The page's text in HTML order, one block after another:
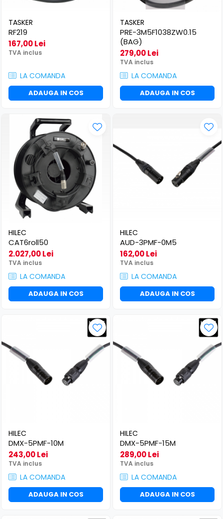
TASKER
RF219
167,00 Lei
TVA inclus
LA COMANDA
ADAUGA IN COS
TASKER
PRE-3M5F1038ZW0.15
(BAG)
279,00 Lei
TVA inclus
LA COMANDA
ADAUGA IN COS
HILEC
CAT6roll50
2.027,00 Lei
TVA inclus
LA COMANDA
ADAUGA IN COS
HILEC
AUD-3PMF-0M5
162,00 Lei
TVA inclus
LA COMANDA
ADAUGA IN COS
HILEC
DMX-5PMF-10M
243,00 Lei
TVA inclus
LA COMANDA
ADAUGA IN COS
HILEC
DMX-5PMF-15M
289,00 Lei
TVA inclus
LA COMANDA
ADAUGA IN COS